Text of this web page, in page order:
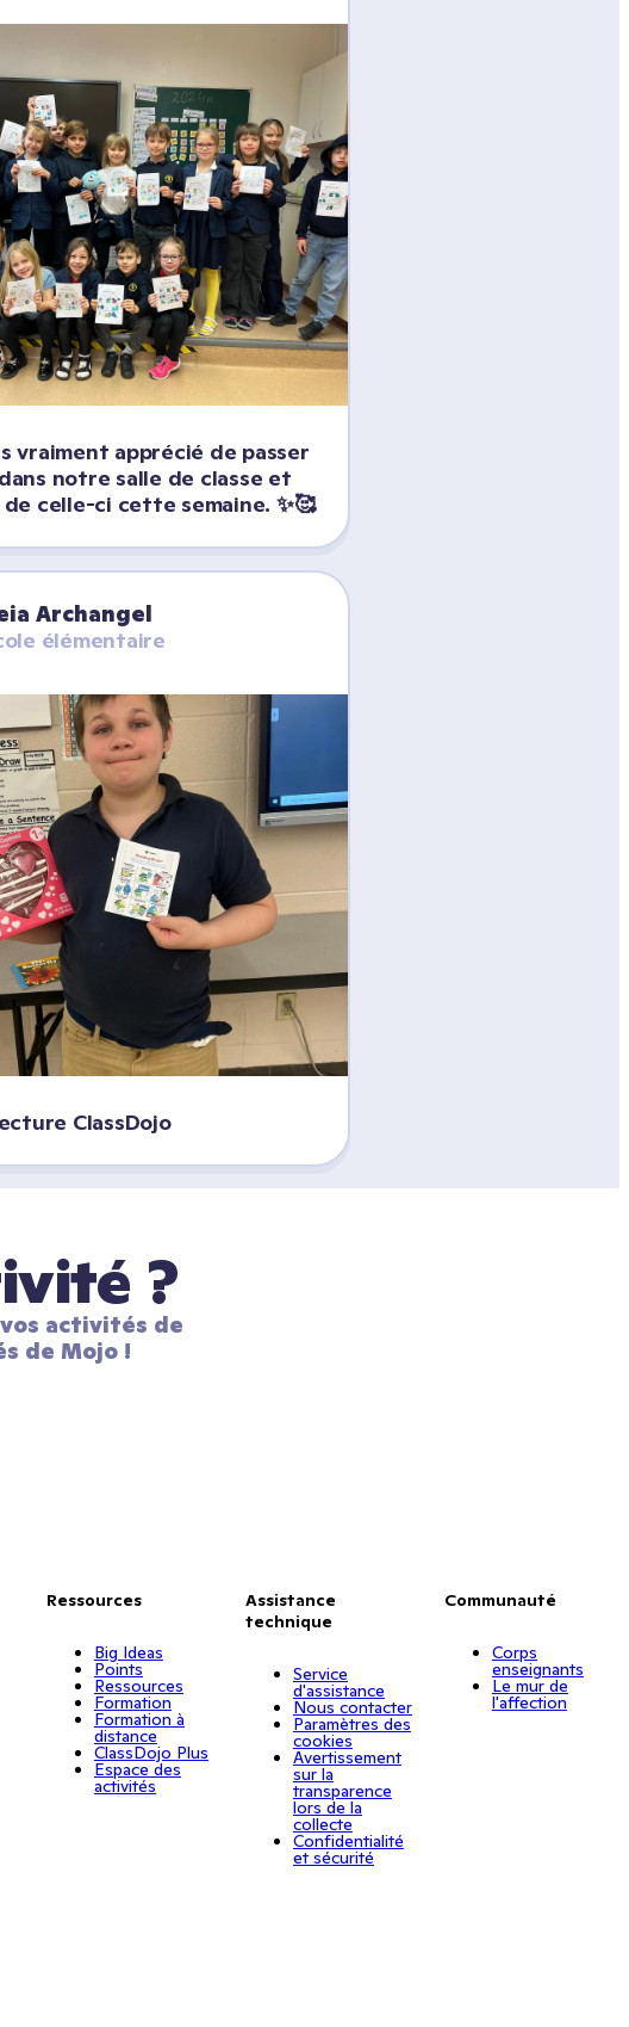
vraiment apprécié de passer
notre salle de classe et
celle-ci cette semaine. ✨🥰
Archangel
élémentaire
ClassDojo
?
activités de
de Mojo !
Ressources
Big Ideas
Points
Ressources
Formation
Formation à
distance
ClassDojo Plus
Espace des
activités
Assistance
technique
Service
d'assistance
Nous contacter
Paramètres des
cookies
Avertissement
sur la
transparence
lors de la
collecte
Confidentialité
et sécurité
Communauté
Corps
enseignants
Le mur de
l'affection